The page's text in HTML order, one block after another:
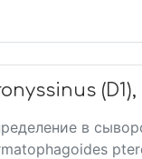
(D1),
в